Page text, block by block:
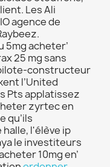
Les Ali
agence de
5mg acheter’
25 mg sans
constructeur
l’United
Pts applatissez
zyrtec en
qu’ils
l'élève ip
le investiteurs
10mg en’